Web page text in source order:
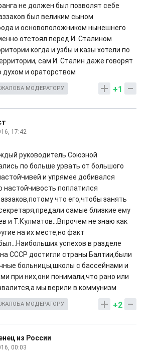
не должен был позволят себе
был великим сыном
и основоположником нынешнего
отстоял перед И. Сталином
когда и узбы и казы хотели по
сам И. Сталин даже говорят
духом и ораторством
+1
ЖАЛОБА МОДЕРАТОРУ
17:42
руководитель Союзной
по больше урвать от большого
и упрямее добивался
настойчивость поплатился
что его,чтобы занять
самые близкие ему
и Т.Кулматов...Впрочем не знаю как
на их месте,но факт
успехов в разделе
СССР достигли страны Балтии,были
больницы,школы с бассейнами и
при них,они понимали,что рано или
мы верили в коммунизм
+2
ЖАЛОБА МОДЕРАТОРУ
из России
00:03